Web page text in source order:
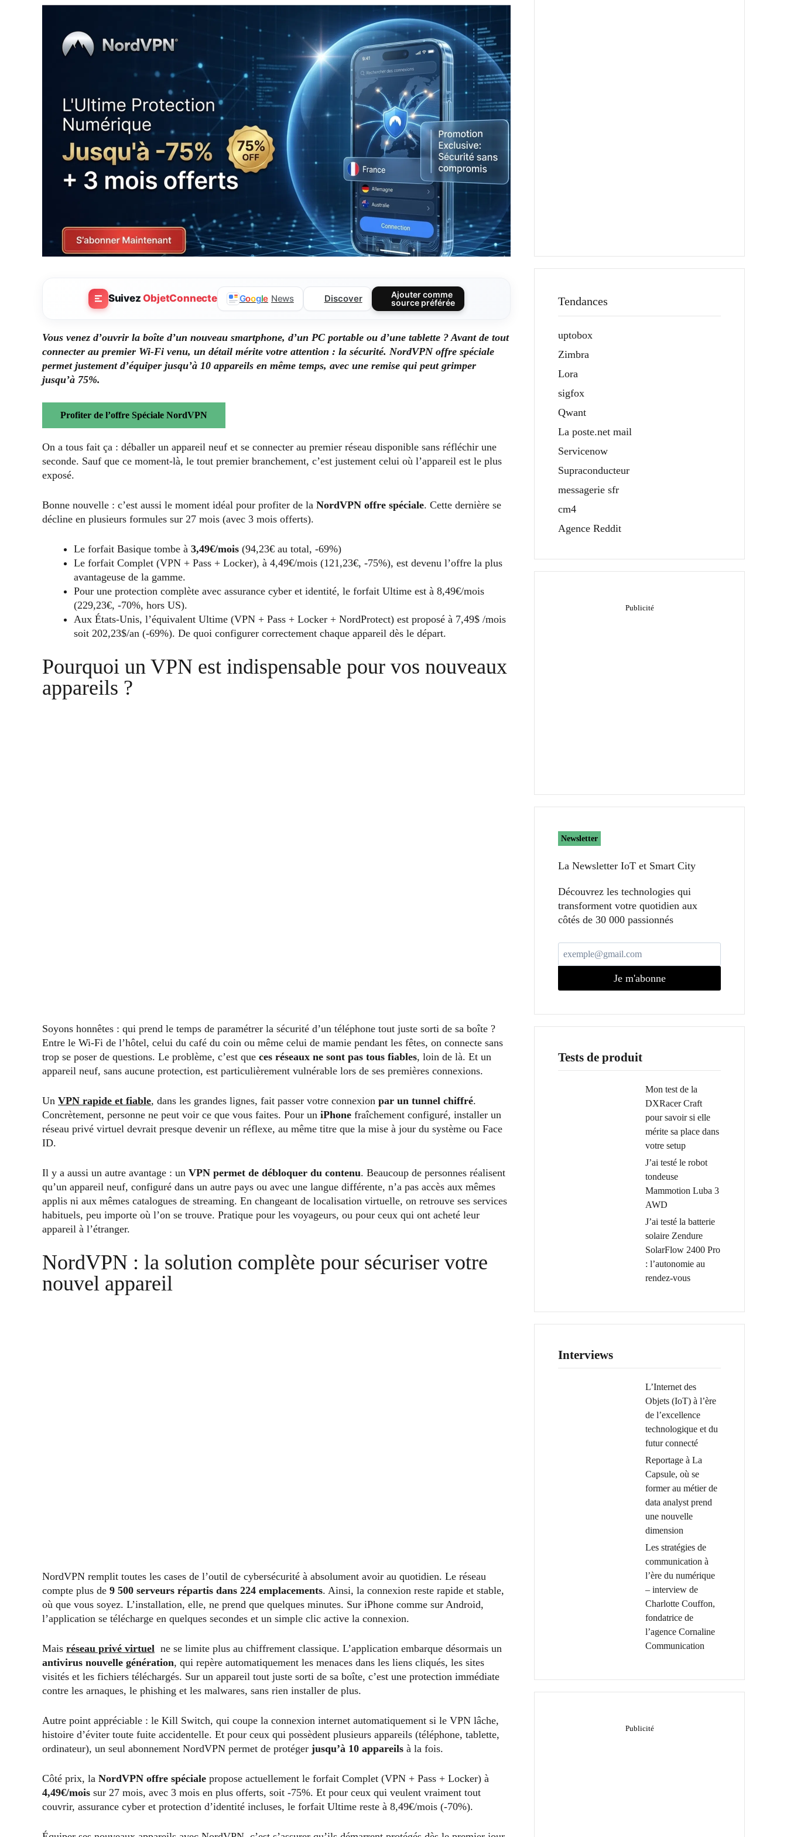
SuivezObjetConnecte Google News Discover
Ajouter comme
source préférée
Vous venez d’ouvrir la boîte d’un nouveau smartphone, d’un PC portable ou d’une tablette ? Avant de tout
connecter au premier Wi-Fi venu, un détail mérite votre attention : la sécurité. NordVPN offre spéciale
permet justement d’équiper jusqu’à 10 appareils en même temps, avec une remise qui peut grimper
jusqu’à 75%.
Profiter de l’offre Spéciale NordVPN
On a tous fait ça : déballer un appareil neuf et se connecter au premier réseau disponible sans réfléchir une
seconde. Sauf que ce moment-là, le tout premier branchement, c’est justement celui où l’appareil est le plus
exposé.
Bonne nouvelle : c’est aussi le moment idéal pour profiter de la NordVPN offre spéciale. Cette dernière se
décline en plusieurs formules sur 27 mois (avec 3 mois offerts).
Le forfait Basique tombe à 3,49€/mois (94,23€ au total, -69%)
Le forfait Complet (VPN + Pass + Locker), à 4,49€/mois (121,23€, -75%), est devenu l’offre la plus
avantageuse de la gamme.
Pour une protection complète avec assurance cyber et identité, le forfait Ultime est à 8,49€/mois
(229,23€, -70%, hors US).
Aux États-Unis, l’équivalent Ultime (VPN + Pass + Locker + NordProtect) est proposé à 7,49$ /mois
soit 202,23$/an (-69%). De quoi configurer correctement chaque appareil dès le départ.
Pourquoi un VPN est indispensable pour vos nouveaux
appareils ?
Soyons honnêtes : qui prend le temps de paramétrer la sécurité d’un téléphone tout juste sorti de sa boîte ?
Entre le Wi-Fi de l’hôtel, celui du café du coin ou même celui de mamie pendant les fêtes, on connecte sans
trop se poser de questions. Le problème, c’est que ces réseaux ne sont pas tous fiables, loin de là. Et un
appareil neuf, sans aucune protection, est particulièrement vulnérable lors de ses premières connexions.
Un VPN rapide et fiable, dans les grandes lignes, fait passer votre connexion par un tunnel chiffré.
Concrètement, personne ne peut voir ce que vous faites. Pour un iPhone fraîchement configuré, installer un
réseau privé virtuel devrait presque devenir un réflexe, au même titre que la mise à jour du système ou Face
ID.
Il y a aussi un autre avantage : un VPN permet de débloquer du contenu. Beaucoup de personnes réalisent
qu’un appareil neuf, configuré dans un autre pays ou avec une langue différente, n’a pas accès aux mêmes
applis ni aux mêmes catalogues de streaming. En changeant de localisation virtuelle, on retrouve ses services
habituels, peu importe où l’on se trouve. Pratique pour les voyageurs, ou pour ceux qui ont acheté leur
appareil à l’étranger.
NordVPN : la solution complète pour sécuriser votre
nouvel appareil
NordVPN remplit toutes les cases de l’outil de cybersécurité à absolument avoir au quotidien. Le réseau
compte plus de 9 500 serveurs répartis dans 224 emplacements. Ainsi, la connexion reste rapide et stable,
où que vous soyez. L’installation, elle, ne prend que quelques minutes. Sur iPhone comme sur Android,
l’application se télécharge en quelques secondes et un simple clic active la connexion.
Mais réseau privé virtuel ne se limite plus au chiffrement classique. L’application embarque désormais un
antivirus nouvelle génération, qui repère automatiquement les menaces dans les liens cliqués, les sites
visités et les fichiers téléchargés. Sur un appareil tout juste sorti de sa boîte, c’est une protection immédiate
contre les arnaques, le phishing et les malwares, sans rien installer de plus.
Autre point appréciable : le Kill Switch, qui coupe la connexion internet automatiquement si le VPN lâche,
histoire d’éviter toute fuite accidentelle. Et pour ceux qui possèdent plusieurs appareils (téléphone, tablette,
ordinateur), un seul abonnement NordVPN permet de protéger jusqu’à 10 appareils à la fois.
Côté prix, la NordVPN offre spéciale propose actuellement le forfait Complet (VPN + Pass + Locker) à
4,49€/mois sur 27 mois, avec 3 mois en plus offerts, soit -75%. Et pour ceux qui veulent vraiment tout
couvrir, assurance cyber et protection d’identité incluses, le forfait Ultime reste à 8,49€/mois (-70%).
Tendances
uptobox
Zimbra
Lora
sigfox
Qwant
La poste.net mail
Servicenow
Supraconducteur
messagerie sfr
cm4
Agence Reddit
Newsletter
La Newsletter IoT et Smart City​
Découvrez les technologies qui
transforment votre quotidien aux
côtés de 30 000 passionnés
Je m'abonne
Tests de produit
Mon test de la
DXRacer Craft
pour savoir si elle
mérite sa place dans
votre setup
J’ai testé le robot
tondeuse
Mammotion Luba 3
AWD
J’ai testé la batterie
solaire Zendure
SolarFlow 2400 Pro
: l’autonomie au
rendez-vous
Interviews
L’Internet des
Objets (IoT) à l’ère
de l’excellence
technologique et du
futur connecté
Reportage à La
Capsule, où se
former au métier de
data analyst prend
une nouvelle
dimension
Les stratégies de
communication à
l’ère du numérique
– interview de
Charlotte Couffon,
fondatrice de
l’agence Cornaline
Communication